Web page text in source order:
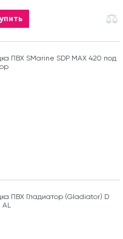
ПВХ SMarine SDP MAX 420 под
ПВХ Гладиатор (Gladiator) D
AL